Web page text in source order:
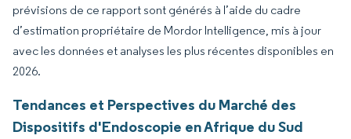
prévisions de ce rapport sont générés à l’aide du cadre
d’estimation propriétaire de Mordor Intelligence, mis à jour
avec les données et analyses les plus récentes disponibles en
2026.
Tendances et Perspectives du Marché des
Dispositifs d'Endoscopie en Afrique du Sud